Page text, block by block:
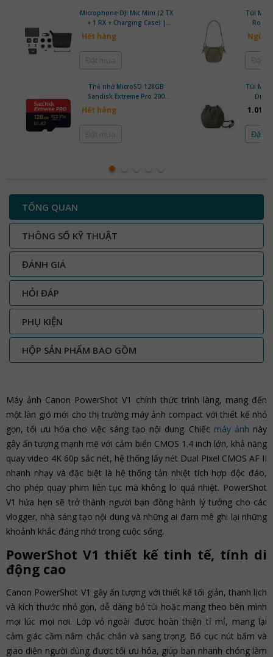
Microphone DJI Mic Mini (2 TX
+ 1 RX + Charging Case) |
Hết hàng
Thẻ nhớ MicroSD 128GB
Sandisk Extreme Pro 200
MB/s | Chính Hãng
Hết hàng
Túi Máy
Rope
Túi Máy
Đặt
TỔNG QUAN
THÔNG SỐ KỸ THUẬT
ĐÁNH GIÁ
HỎI ĐÁP
PHỤ KIỆN
HỘP SẢN PHẨM BAO GỒM
Máy ảnh Canon PowerShot V1 chính thức trình làng, mang đến
một làn gió mới cho thị trường máy ảnh compact với thiết kế nhỏ
gọn, tối ưu hóa cho việc sáng tạo nội dung. Chiếc máy ảnh này
gây ấn tượng mạnh mẽ với cảm biến CMOS 1.4 inch lớn, khả năng
quay video 4K 60p sắc nét, hệ thống lấy nét Dual Pixel CMOS AF II
nhanh nhạy và đặc biệt là hệ thống tản nhiệt tích hợp độc đáo,
cho phép quay phim liên tục mà không lo quá nhiệt. PowerShot
V1 hứa hẹn sẽ trở thành người bạn đồng hành lý tưởng cho các
vlogger, nhà sáng tạo nội dung và những ai đam mê ghi lại những
khoảnh khắc đáng nhớ trong cuộc sống.
PowerShot V1 thiết kế tinh tế, tính di
động cao
Canon PowerShot V1 gây ấn tượng với thiết kế tối giản, thanh lịch
và kích thước nhỏ gọn, dễ dàng bỏ túi hoặc mang theo bên mình
mọi lúc mọi nơi. Lớp vỏ ngoài được hoàn thiện tỉ mỉ, mang lại
cảm giác cầm nắm chắc chắn và sang trọng. Bố cục nút bấm và
giao diện người dùng được tối ưu hóa, giúp bạn nhanh chóng làm